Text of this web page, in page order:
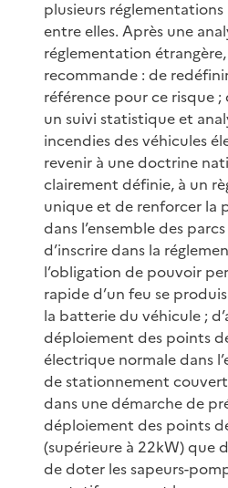
plusieurs
entre elles. Après une
réglementation
recommande : de
référence pour ce risque
un suivi statistique et
incendies des véhicules
revenir à une doctrine
clairement définie, à un
unique et de renforcer la
dans l’ensemble des
d’inscrire dans la
l’obligation de pouvoir
rapide d’un feu se
la batterie du véhicule ;
déploiement des points
électrique normale dans
de stationnement
dans une démarche de
déploiement des points
(supérieure à 22kW) que
de doter les sapeurs-